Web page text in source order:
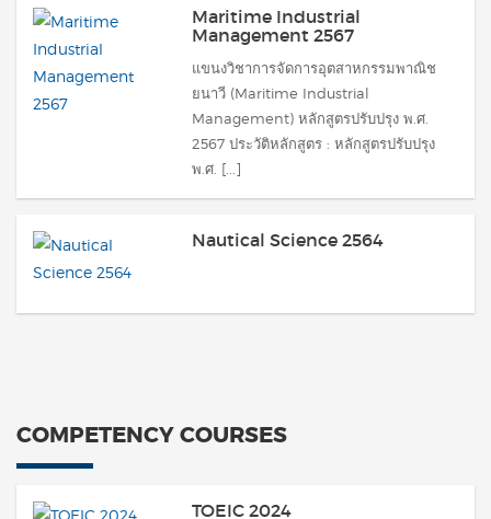
Maritime Industrial
Management 2567
แขนงวิชาการจัดการอุตสาหกรรมพาณิช
ยนาวี (Maritime Industrial
Management) หลักสูตรปรับปรุง พ.ศ.
2567 ประวัติหลักสูตร : หลักสูตรปรับปรุง
พ.ศ. [...]
Nautical Science 2564
COMPETENCY COURSES
TOEIC 2024